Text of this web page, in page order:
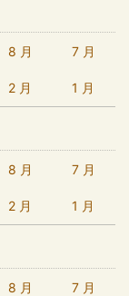
8 月 7 月
2 月 1 月
8 月 7 月
2 月 1 月
8 月 7 月